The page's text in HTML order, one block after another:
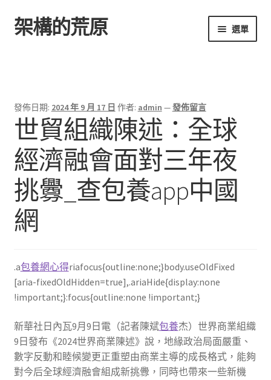
跳
至
跳
至
架構的荒原 選單
發佈日期: 2024 年 9 月 17 日 作者: admin —發佈留言
世貿組織陳述：全球
經濟融會面對三年夜
挑釁_查包養app中國
網
.a包養網心得riafocus{outline:none;}body.useOldFixed
[aria-fixedOldHidden=true],.ariaHide{display:none
!important;}:focus{outline:none !important;}
新華社日內瓦9月9日電（記者陳斌包養杰）世界商業組織
9日發布《2024世界商業陳述》說，地緣政治局面嚴重、
數字反動和睦候變更正重塑由商業主導的成長格式，能夠
對今后全球經濟融會組成新挑釁，同時也帶來一些新機